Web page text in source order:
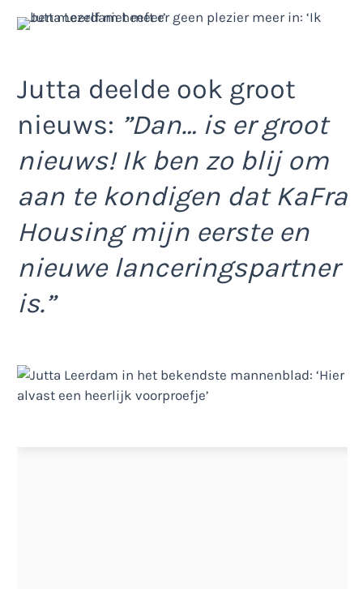
Jutta deelde ook groot
nieuws: ”Dan… is er groot
nieuws! Ik ben zo blij om
aan te kondigen dat KaFra
Housing mijn eerste en
nieuwe lanceringspartner
is.”